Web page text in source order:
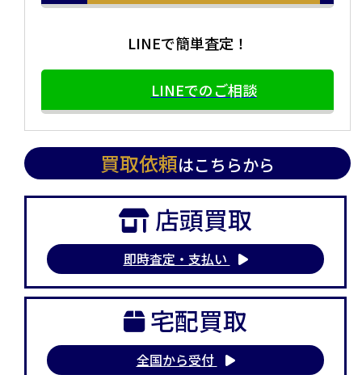
LINEで簡単査定！
LINEでのご相談
買取依頼はこちらから
店頭買取
即時査定・支払い
宅配買取
全国から受付